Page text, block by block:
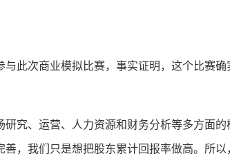
此次商业模拟比赛，事实证明，这个比赛
究、运营、人力资源和财务分析等多方面
，我们只是想把股东累计回报率做高。所